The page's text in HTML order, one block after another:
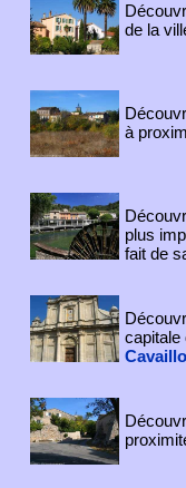
de la
à
plus
fait de
capitale